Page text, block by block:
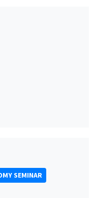
SEMINAR